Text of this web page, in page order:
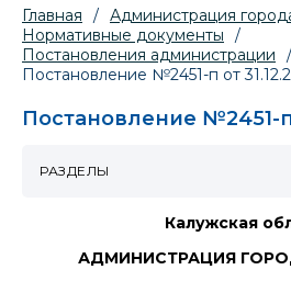
Главная / Администрация
Нормативные документы
/
Постановления администрации
/
Постановление №2451-п от
Постановление №2451-п
Калужская
АДМИНИСТРАЦИЯ
РАЗДЕЛЫ